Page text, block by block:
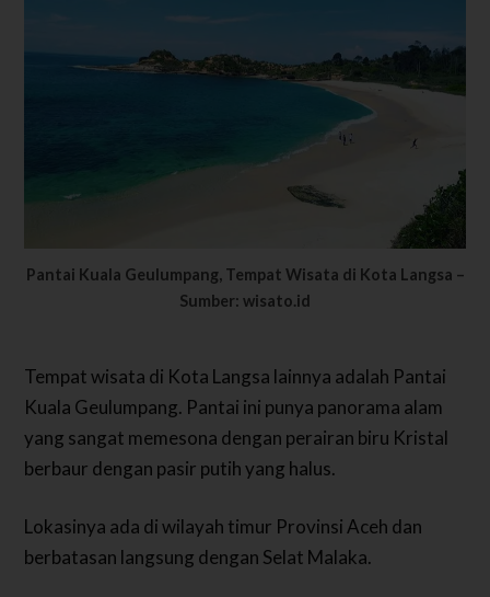
Pantai Kuala Geulumpang, Tempat Wisata di Kota Langsa –
Sumber: wisato.id
Tempat wisata di Kota Langsa lainnya adalah Pantai
Kuala Geulumpang. Pantai ini punya panorama alam
yang sangat memesona dengan perairan biru Kristal
berbaur dengan pasir putih yang halus.
Lokasinya ada di wilayah timur Provinsi Aceh dan
berbatasan langsung dengan Selat Malaka.